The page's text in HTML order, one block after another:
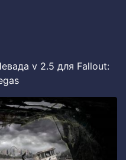
v 2.5 для Fallout: